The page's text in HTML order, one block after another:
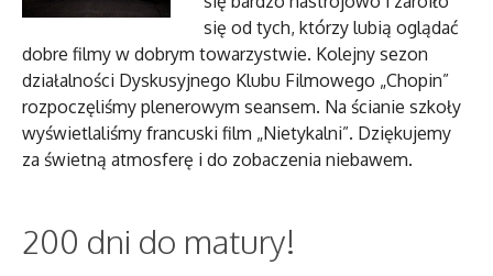
się od tych, którzy lubią oglądać
dobre filmy w dobrym towarzystwie. Kolejny sezon
działalności Dyskusyjnego Klubu Filmowego „Chopin”
rozpoczęliśmy plenerowym seansem. Na ścianie szkoły
wyświetlaliśmy francuski film „Nietykalni”. Dziękujemy
za świetną atmosferę i do zobaczenia niebawem.
200 dni do matury!